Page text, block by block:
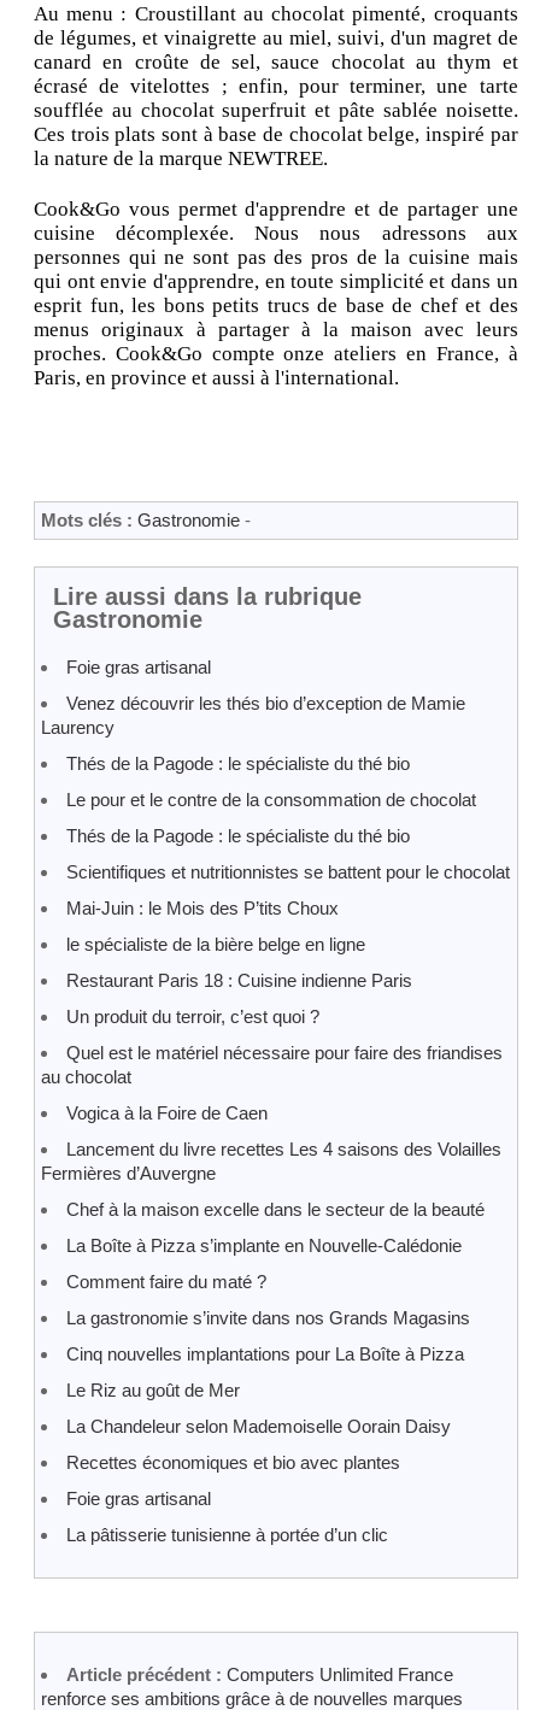
Au menu : Croustillant au chocolat pimenté, croquants
de légumes, et vinaigrette au miel, suivi, d'un magret de
canard en croûte de sel, sauce chocolat au thym et
écrasé de vitelottes ; enfin, pour terminer, une tarte
soufflée au chocolat superfruit et pâte sablée noisette.
Ces trois plats sont à base de chocolat belge, inspiré par
la nature de la marque NEWTREE.
Cook&Go vous permet d'apprendre et de partager une
cuisine décomplexée. Nous nous adressons aux
personnes qui ne sont pas des pros de la cuisine mais
qui ont envie d'apprendre, en toute simplicité et dans un
esprit fun, les bons petits trucs de base de chef et des
menus originaux à partager à la maison avec leurs
proches. Cook&Go compte onze ateliers en France, à
Paris, en province et aussi à l'international.
Mots clés : Gastronomie -
Lire aussi dans la rubrique
Gastronomie
Foie gras artisanal
Venez découvrir les thés bio d’exception de Mamie
Laurency
Thés de la Pagode : le spécialiste du thé bio
Le pour et le contre de la consommation de chocolat
Thés de la Pagode : le spécialiste du thé bio
Scientifiques et nutritionnistes se battent pour le chocolat
Mai-Juin : le Mois des P’tits Choux
le spécialiste de la bière belge en ligne
Restaurant Paris 18 : Cuisine indienne Paris
Un produit du terroir, c’est quoi ?
Quel est le matériel nécessaire pour faire des friandises
au chocolat
Vogica à la Foire de Caen
Lancement du livre recettes Les 4 saisons des Volailles
Fermières d’Auvergne
Chef à la maison excelle dans le secteur de la beauté
La Boîte à Pizza s’implante en Nouvelle-Calédonie
Comment faire du maté ?
La gastronomie s’invite dans nos Grands Magasins
Cinq nouvelles implantations pour La Boîte à Pizza
Le Riz au goût de Mer
La Chandeleur selon Mademoiselle Oorain Daisy
Recettes économiques et bio avec plantes
Foie gras artisanal
La pâtisserie tunisienne à portée d’un clic
Article précédent : Computers Unlimited France
renforce ses ambitions grâce à de nouvelles marques